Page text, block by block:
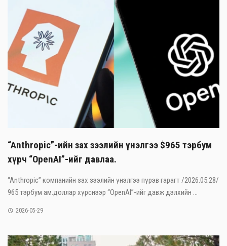
“Anthropic”-ийн зах зээлийн үнэлгээ $965 тэрбум
хүрч “OpenAI”-ийг давлаа.
“Anthropic” компанийн зах зээлийн үнэлгээ пүрэв гарагт /2026.05.28/
965 тэрбум ам.доллар хүрснээр “OpenAI”-ийг давж дэлхийн ...
2026-05-29